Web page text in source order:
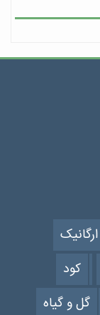
کود
گل و گیاه